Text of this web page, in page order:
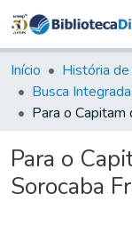
Início História
Busca Integrada
Para o
Sorocaba